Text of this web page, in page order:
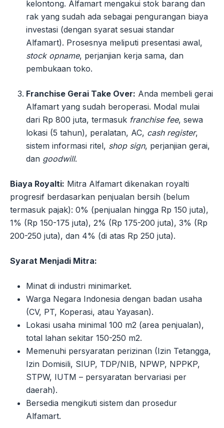
kelontong. Alfamart mengakui stok barang dan
rak yang sudah ada sebagai pengurangan biaya
investasi (dengan syarat sesuai standar
Alfamart). Prosesnya meliputi presentasi awal,
stock opname, perjanjian kerja sama, dan
pembukaan toko.
Franchise Gerai Take Over: Anda membeli gerai
Alfamart yang sudah beroperasi. Modal mulai
dari Rp 800 juta, termasuk franchise fee, sewa
lokasi (5 tahun), peralatan, AC, cash register,
sistem informasi ritel, shop sign, perjanjian gerai,
dan goodwill.
Biaya Royalti: Mitra Alfamart dikenakan royalti
progresif berdasarkan penjualan bersih (belum
termasuk pajak): 0% (penjualan hingga Rp 150 juta),
1% (Rp 150-175 juta), 2% (Rp 175-200 juta), 3% (Rp
200-250 juta), dan 4% (di atas Rp 250 juta).
Syarat Menjadi Mitra:
Minat di industri minimarket.
Warga Negara Indonesia dengan badan usaha
(CV, PT, Koperasi, atau Yayasan).
Lokasi usaha minimal 100 m2 (area penjualan),
total lahan sekitar 150-250 m2.
Memenuhi persyaratan perizinan (Izin Tetangga,
Izin Domisili, SIUP, TDP/NIB, NPWP, NPPKP,
STPW, IUTM – persyaratan bervariasi per
daerah).
Bersedia mengikuti sistem dan prosedur
Alfamart.